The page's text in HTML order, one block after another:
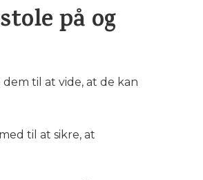
på og
til at vide, at de kan
til at sikre, at